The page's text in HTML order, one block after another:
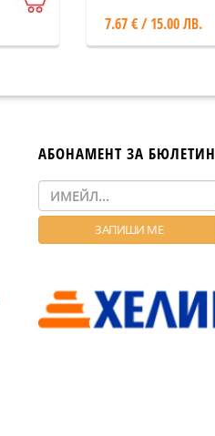
7.67 € / 15.00 ЛВ.
АБОНАМЕНТ ЗА БЮЛЕТИН